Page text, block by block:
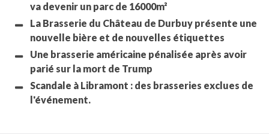
va devenir un parc de 16000m²
La Brasserie du Château de Durbuy présente une
nouvelle bière et de nouvelles étiquettes
Une brasserie américaine pénalisée après avoir
parié sur la mort de Trump
Scandale à Libramont : des brasseries exclues de
l'événement.